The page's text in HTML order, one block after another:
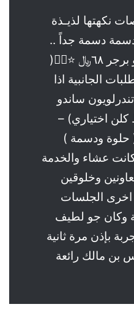
نكهتها لذيـذة
دسمة جداً ..
طلباتي كانت : – واقيو برجر ٦٨﷼ ⭐️👌🏻(
الجانبية اذا
ساندو
كلن اختياري) –
٢٩﷼ 😋 ( حلوة ودسمة )
عشاء والخدمة
وخلوقين
اخرى الجلسات
وكان جو لطيف
بإذن مرة ثانية
بن مالك رائعة